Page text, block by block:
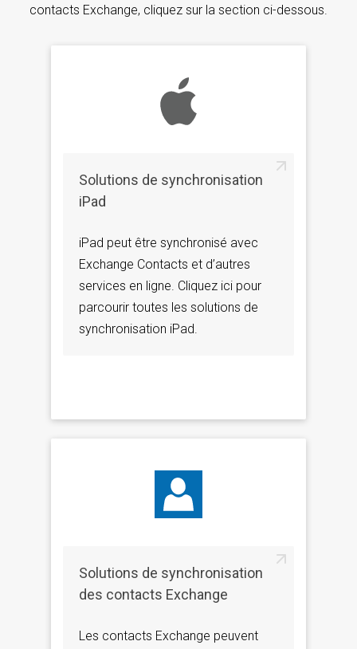
contacts Exchange, cliquez sur la section ci-dessous.
Solutions de synchronisation
iPad
iPad peut être synchronisé avec
Exchange Contacts et d’autres
services en ligne. Cliquez ici pour
parcourir toutes les solutions de
synchronisation iPad.
Solutions de synchronisation
des contacts Exchange
Les contacts Exchange peuvent